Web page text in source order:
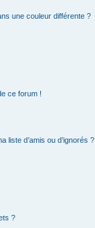
une couleur différente ?
ce forum !
liste d’amis ou d’ignorés ?
?